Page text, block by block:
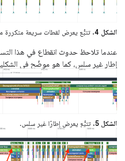
الشكل 4. تتبُّع يعرض لقطات سريعة متكررة
عندما تلاحظ حدوث انقطاع في هذا
إطار غير سلس، كما هو موضّح في الشكلين 5
الشكل 5. تتبُّع يعرض إطارًا غير سلس.